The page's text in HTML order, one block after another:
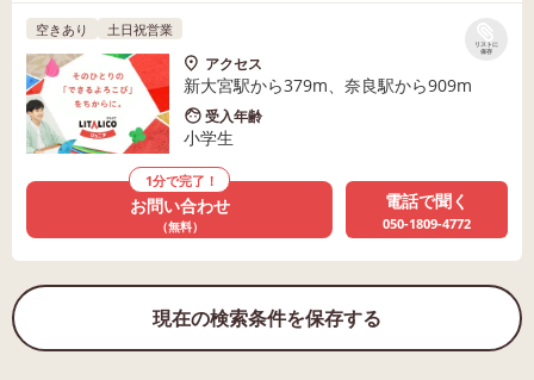
リストに
保存
空きあり 土日祝営業
アクセス
新大宮駅から379m、奈良駅から909m
受入年齢
小学生
1分で完了！
お問い合わせ
（無料）
電話で聞く
050-1809-4772
現在の検索条件を保存する